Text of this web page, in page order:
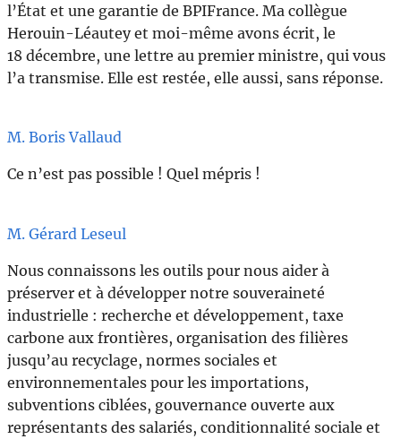
l’État et une garantie de BPIFrance. Ma collègue
Herouin-Léautey et moi-même avons écrit, le
18 décembre, une lettre au premier ministre, qui vous
l’a transmise. Elle est restée, elle aussi, sans réponse.
M. Boris Vallaud
Ce n’est pas possible ! Quel mépris !
M. Gérard Leseul
Nous connaissons les outils pour nous aider à
préserver et à développer notre souveraineté
industrielle : recherche et développement, taxe
carbone aux frontières, organisation des filières
jusqu’au recyclage, normes sociales et
environnementales pour les importations,
subventions ciblées, gouvernance ouverte aux
représentants des salariés, conditionnalité sociale et